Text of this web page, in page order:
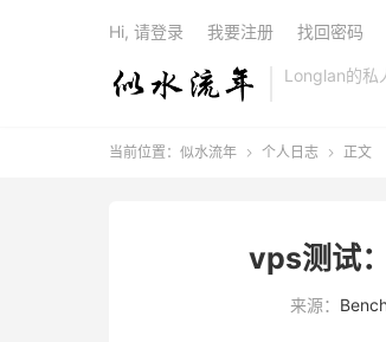
Longlan的私
Hi, 请登录 我要注册 找回密码
当前位置： 似水流年  个人日志  正文
vps测试
来源：